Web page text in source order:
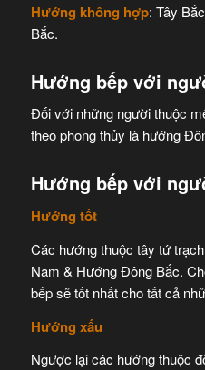
Hướng không hợp: Tây
Bắc.
Hướng bếp với
Đối với những người thuộc
theo phong thủy là hướng
Hướng bếp với
Hướng tốt
Các hướng thuộc tây tứ
Nam & Hướng Đông Bắc.
bếp sẽtốt nhất cho tất cả
Hướng xấu
Ngược lại các hướng thuộc